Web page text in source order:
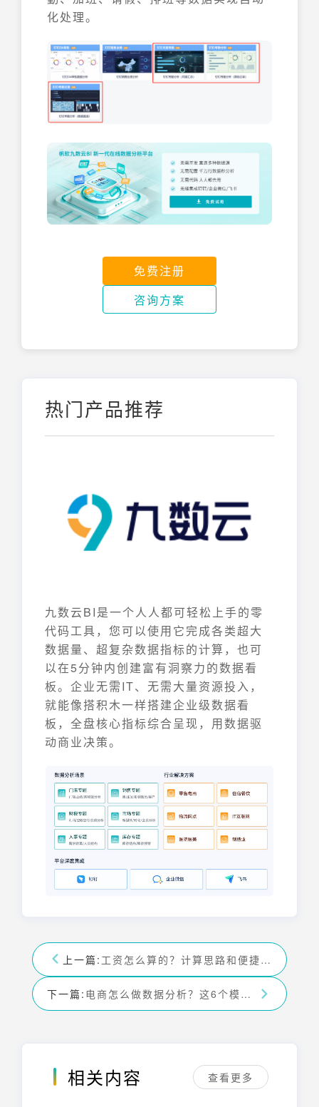
化处理。
免费注册
咨询方案
热门产品推荐
九数云BI是一个人人都可轻松上手的零
代码工具，您可以使用它完成各类超大
数据量、超复杂数据指标的计算，也可
以在5分钟内创建富有洞察力的数据看
板。企业无需IT、无需大量资源投入，
就能像搭积木一样搭建企业级数据看
板，全盘核心指标综合呈现，用数据驱
动商业决策。
上一篇: 工资怎么算的？计算思路和便捷方法看这里——九数云BI
下一篇: 电商怎么做数据分析？这6个模型你一定用得上！-九数云BI
相关内容 查看更多